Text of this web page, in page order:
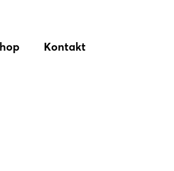
Kontakt